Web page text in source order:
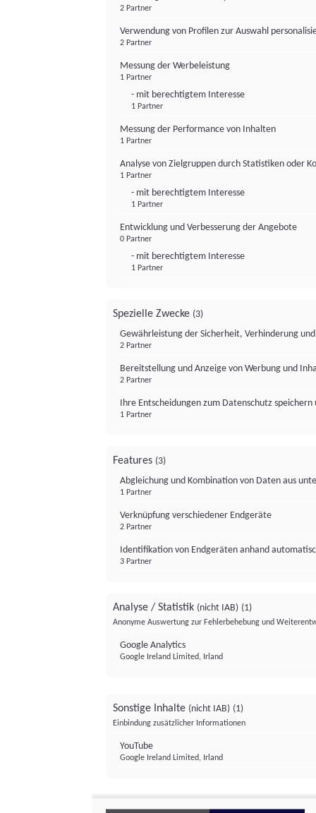
2 Partner
Verwendung von Profilen zur Auswahl
2 Partner
Messung der Werbeleistung
1 Partner
- mit berechtigtem Interesse
1 Partner
Messung der Performance von Inhalten
1 Partner
Analyse von Zielgruppen durch Statistiken oder
1 Partner
- mit berechtigtem Interesse
1 Partner
Entwicklung und Verbesserung der Angebote
0 Partner
- mit berechtigtem Interesse
1 Partner
Spezielle Zwecke (3)
Gewährleistung der Sicherheit, Verhinderung
2 Partner
Bereitstellung und Anzeige von Werbung und
2 Partner
Ihre Entscheidungen zum Datenschutz
1 Partner
Features (3)
Abgleichung und Kombination von Daten aus
1 Partner
Verknüpfung verschiedener Endgeräte
2 Partner
Identifikation von Endgeräten anhand
3 Partner
Analyse / Statistik (nicht IAB) (1)
Anonyme Auswertung zur Fehlerbehebung und
Google Analytics
Google Ireland Limited, Irland
Sonstige Inhalte (nicht IAB) (1)
Einbindung zusätzlicher Informationen
YouTube
Google Ireland Limited, Irland